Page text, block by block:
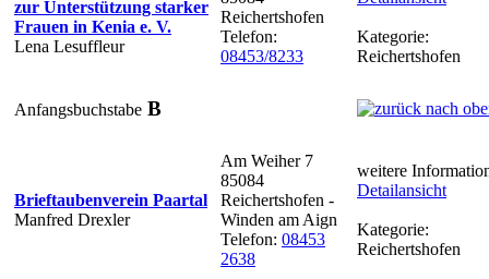
zur Unterstützung starker
Frauen in Kenia e. V.
Lena Lesuffleur
Reichertshofen
Telefon:
08453/8233
Kategorie:
Reichertshofen
Anfangsbuchstabe B
Brieftaubenverein Paartal
Manfred Drexler
Am Weiher 7
85084
Reichertshofen -
Winden am Aign
Telefon: 08453
2638
weitere
Detailansicht
Kategorie:
Reichertshofen